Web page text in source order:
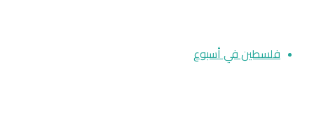
فلسطين في أسبوع